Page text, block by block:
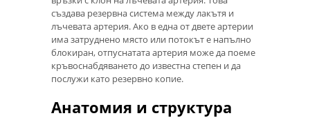
създава резервна система между лакътя и
лъчевата артерия. Ако в една от двете артерии
има затруднено място или потокът е напълно
блокиран, отпуснатата артерия може да поеме
кръвоснабдяването до известна степен и да
послужи като резервно копие.
Анатомия и структура